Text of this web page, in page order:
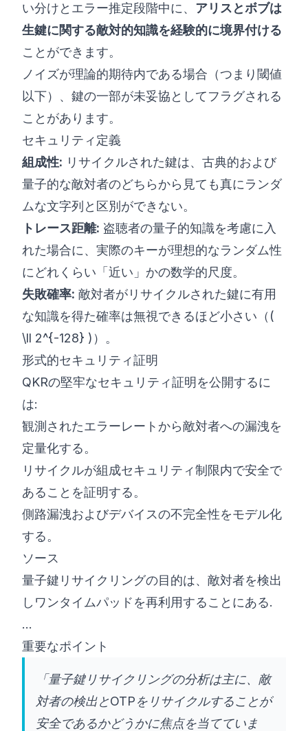
い分けとエラー推定段階中に、 アリスとボブは
生鍵に関する敵対的知識を経験的に境界付ける
ことができます。
ノイズが理論的期待内である場合（つまり閾値
以下）、鍵の一部が未妥協としてフラグされる
ことがあります。
セキュリティ定義
組成性: リサイクルされた鍵は、古典的および
量子的な敵対者のどちらから見ても真にランダ
ムな文字列と区別ができない。
トレース距離: 盗聴者の量子的知識を考慮に入
れた場合に、実際のキーが理想的なランダム性
にどれくらい「近い」かの数学的尺度。
失敗確率: 敵対者がリサイクルされた鍵に有用
な知識を得た確率は無視できるほど小さい（(
\ll 2^{-128} )）。
形式的セキュリティ証明
QKRの堅牢なセキュリティ証明を公開するに
は:
観測されたエラーレートから敵対者への漏洩を
定量化する。
リサイクルが組成セキュリティ制限内で安全で
あることを証明する。
側路漏洩およびデバイスの不完全性をモデル化
する。
ソース
量子鍵リサイクリングの目的は、敵対者を検出
しワンタイムパッドを再利用することにある.
...
重要なポイント
「量子鍵リサイクリングの分析は主に、敵
対者の検出とOTPをリサイクルすることが
安全であるかどうかに焦点を当てていま